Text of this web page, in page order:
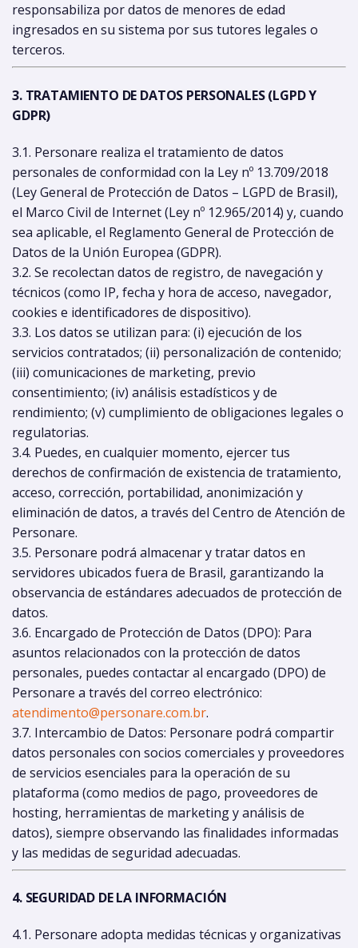
responsabiliza por datos de menores de edad
ingresados en su sistema por sus tutores legales o
terceros.
3. TRATAMIENTO DE DATOS PERSONALES (LGPD Y
GDPR)
3.1. Personare realiza el tratamiento de datos
personales de conformidad con la Ley nº 13.709/2018
(Ley General de Protección de Datos – LGPD de Brasil),
el Marco Civil de Internet (Ley nº 12.965/2014) y, cuando
sea aplicable, el Reglamento General de Protección de
Datos de la Unión Europea (GDPR).
3.2. Se recolectan datos de registro, de navegación y
técnicos (como IP, fecha y hora de acceso, navegador,
cookies e identificadores de dispositivo).
3.3. Los datos se utilizan para: (i) ejecución de los
servicios contratados; (ii) personalización de contenido;
(iii) comunicaciones de marketing, previo
consentimiento; (iv) análisis estadísticos y de
rendimiento; (v) cumplimiento de obligaciones legales o
regulatorias.
3.4. Puedes, en cualquier momento, ejercer tus
derechos de confirmación de existencia de tratamiento,
acceso, corrección, portabilidad, anonimización y
eliminación de datos, a través del Centro de Atención de
Personare.
3.5. Personare podrá almacenar y tratar datos en
servidores ubicados fuera de Brasil, garantizando la
observancia de estándares adecuados de protección de
datos.
3.6. Encargado de Protección de Datos (DPO): Para
asuntos relacionados con la protección de datos
personales, puedes contactar al encargado (DPO) de
Personare a través del correo electrónico:
atendimento@personare.com.br.
3.7. Intercambio de Datos: Personare podrá compartir
datos personales con socios comerciales y proveedores
de servicios esenciales para la operación de su
plataforma (como medios de pago, proveedores de
hosting, herramientas de marketing y análisis de
datos), siempre observando las finalidades informadas
y las medidas de seguridad adecuadas.
4. SEGURIDAD DE LA INFORMACIÓN
4.1. Personare adopta medidas técnicas y organizativas